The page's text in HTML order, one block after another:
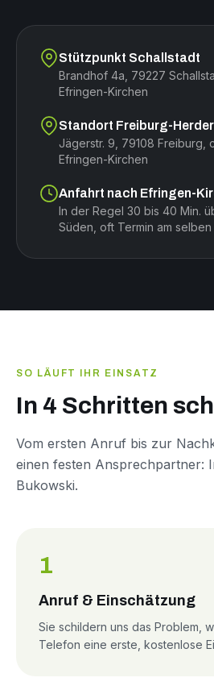
Stützpunkt Schallstadt
Brandhof 4a, 79227
Efringen-Kirchen
Standort Freiburg-
Jägerstr. 9, 79108 Freiburg,
Efringen-Kirchen
Anfahrt nach Efringen-
In der Regel 30 bis 40 Min.
Süden, oft Termin am selben
SO LÄUFT IHR EINSATZ
In 4 Schritten
Vom ersten Anruf bis zur
einen festen Ansprechpartner:
Bukowski.
1
Anruf & Einschätzung
Sie schildern uns das Problem,
Telefon eine erste, kostenlose